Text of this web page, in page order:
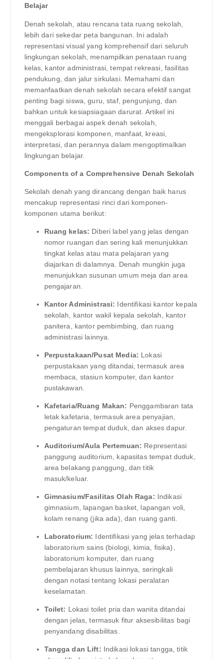
Belajar
Denah sekolah, atau rencana tata ruang sekolah,
lebih dari sekedar peta bangunan. Ini adalah
representasi visual yang komprehensif dari seluruh
lingkungan sekolah, menampilkan penataan ruang
kelas, kantor administrasi, tempat rekreasi, fasilitas
pendukung, dan jalur sirkulasi. Memahami dan
memanfaatkan denah sekolah secara efektif sangat
penting bagi siswa, guru, staf, pengunjung, dan
bahkan untuk kesiapsiagaan darurat. Artikel ini
menggali berbagai aspek denah sekolah,
mengeksplorasi komponen, manfaat, kreasi,
interpretasi, dan perannya dalam mengoptimalkan
lingkungan belajar.
Components of a Comprehensive Denah Sekolah
Sekolah denah yang dirancang dengan baik harus
mencakup representasi rinci dari komponen-
komponen utama berikut:
Ruang kelas: Diberi label yang jelas dengan
nomor ruangan dan sering kali menunjukkan
tingkat kelas atau mata pelajaran yang
diajarkan di dalamnya. Denah mungkin juga
menunjukkan susunan umum meja dan area
pengajaran.
Kantor Administrasi: Identifikasi kantor kepala
sekolah, kantor wakil kepala sekolah, kantor
panitera, kantor pembimbing, dan ruang
administrasi lainnya.
Perpustakaan/Pusat Media: Lokasi
perpustakaan yang ditandai, termasuk area
membaca, stasiun komputer, dan kantor
pustakawan.
Kafetaria/Ruang Makan: Penggambaran tata
letak kafetaria, termasuk area penyajian,
pengaturan tempat duduk, dan akses dapur.
Auditorium/Aula Pertemuan: Representasi
panggung auditorium, kapasitas tempat duduk,
area belakang panggung, dan titik
masuk/keluar.
Gimnasium/Fasilitas Olah Raga: Indikasi
gimnasium, lapangan basket, lapangan voli,
kolam renang (jika ada), dan ruang ganti.
Laboratorium: Identifikasi yang jelas terhadap
laboratorium sains (biologi, kimia, fisika),
laboratorium komputer, dan ruang
pembelajaran khusus lainnya, seringkali
dengan notasi tentang lokasi peralatan
keselamatan.
Toilet: Lokasi toilet pria dan wanita ditandai
dengan jelas, termasuk fitur aksesibilitas bagi
penyandang disabilitas.
Tangga dan Lift: Indikasi lokasi tangga, titik